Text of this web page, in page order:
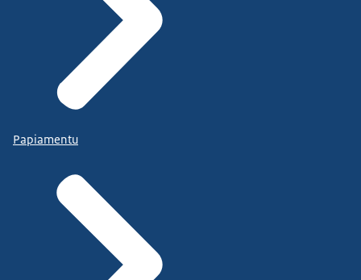
Papiamentu